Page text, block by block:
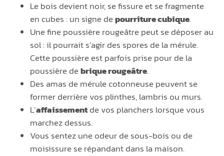
Le bois devient noir, se fissure et se fragmente
en cubes : un signe depourriture cubique.
Une fine poussière rougeâtre peut se déposer au
sol : il pourrait s’agir des spores de la mérule.
Cette poussière est parfois prise pour de la
poussière debrique rougeâtre.
Des amas de mérule cotonneuse peuvent se
former derrière vos plinthes, lambris ou murs.
L’affaissementde vos planchers lorsque vous
marchez dessus.
Vous sentez une odeur de sous-bois ou de
moisissure se répandant dans la maison.